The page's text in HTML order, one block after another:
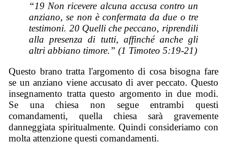
“19 Non ricevere alcuna accusa contro un
anziano, se non è confermata da due o tre
testimoni. 20 Quelli che peccano, riprendili
alla presenza di tutti, affinché anche gli
altri abbiano timore.” (1 Timoteo 5:19-21)
Questo brano tratta l'argomento di cosa bisogna fare
se un anziano viene accusato di aver peccato. Questo
insegnamento tratta questo argomento in due modi.
Se una chiesa non segue entrambi questi
comandamenti, quella chiesa sarà gravemente
danneggiata spiritualmente. Quindi consideriamo con
molta attenzione questi comandamenti.